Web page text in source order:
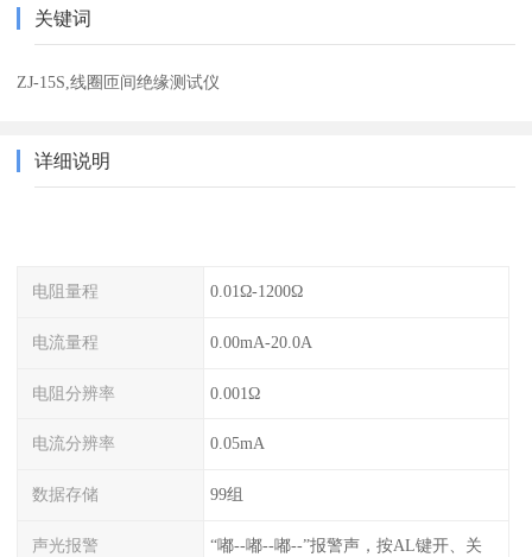
关键词
ZJ-15S,线圈匝间绝缘测试仪
详细说明
电阻量程 0.01Ω-1200Ω
电流量程 0.00mA-20.0A
电阻分辨率 0.001Ω
电流分辨率 0.05mA
数据存储 99组
声光报警 “嘟--嘟--嘟--”报警声，按AL键开、关